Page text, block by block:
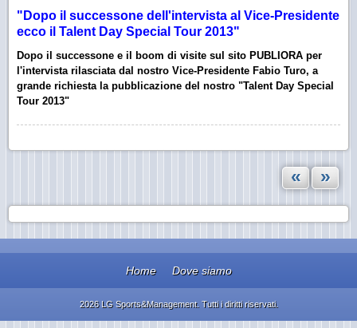
"Dopo il successone dell'intervista al Vice-Presidente
ecco il Talent Day Special Tour 2013"
Dopo il successone e il boom di visite sul sito PUBLIORA per
l'intervista rilasciata dal nostro Vice-Presidente Fabio Turo, a
grande richiesta la pubblicazione del nostro "Talent Day Special
Tour 2013"
« »
Home Dove siamo
2026 LG Sports&Management. Tutti i diritti riservati.